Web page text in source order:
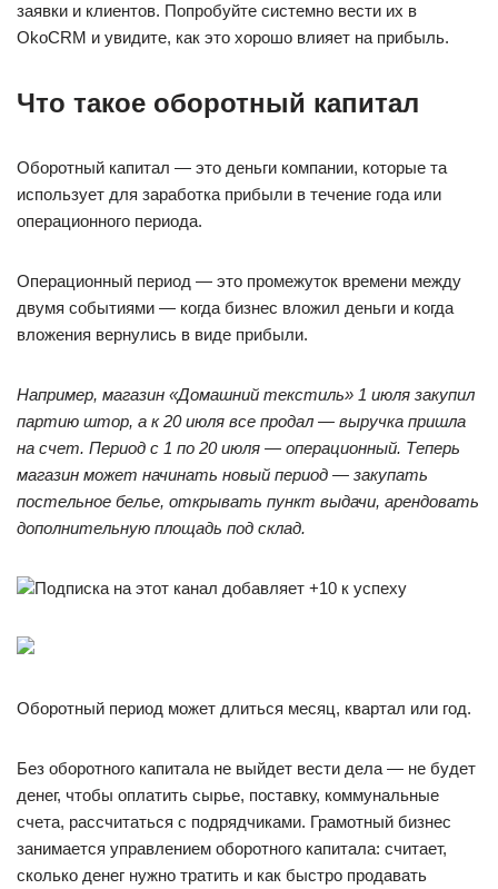
заявки и клиентов. Попробуйте системно вести их в
OkoCRM и увидите, как это хорошо влияет на прибыль.
Что такое оборотный капитал
Оборотный капитал — это деньги компании, которые та
использует для заработка прибыли в течение года или
операционного периода.
Операционный период — это промежуток времени между
двумя событиями — когда бизнес вложил деньги и когда
вложения вернулись в виде прибыли.
Например, магазин «Домашний текстиль» 1 июля закупил
партию штор, а к 20 июля все продал — выручка пришла
на счет. Период с 1 по 20 июля — операционный. Теперь
магазин может начинать новый период — закупать
постельное белье, открывать пункт выдачи, арендовать
дополнительную площадь под склад.
Подписка на этот канал добавляет +10 к успеху
Оборотный период может длиться месяц, квартал или год.
Без оборотного капитала не выйдет вести дела — не будет
денег, чтобы оплатить сырье, поставку, коммунальные
счета, рассчитаться с подрядчиками. Грамотный бизнес
занимается управлением оборотного капитала: считает,
сколько денег нужно тратить и как быстро продавать